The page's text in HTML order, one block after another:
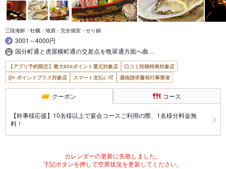
三陸海鮮・牡蠣・地酒・完全個室・せり鍋
3001～4000円
国分町通と虎屋横町通の交差点を晩翠通方面へ曲…
【アプリ予約限定】最大800ポイント還元対象店
口コミ投稿特典対象店
ポイントプラス対象店
スマート支払い可 適格請求書発行事業者
クーポン コース
【幹事様応援】10名様以上で宴会コースご利用の際、1名様分料金無
料！
カレンダーの更新に失敗しました。
下記ボタンを押して空席状況を更新してください。